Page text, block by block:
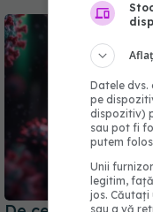
Datele
pe
dispozitiv)
sau pot fi
putem
Unii
legitim,
jos. Căutați
sau a vă